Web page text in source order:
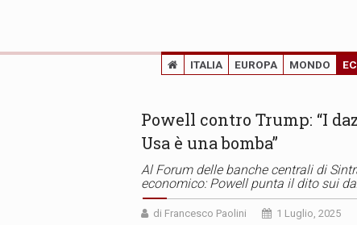
ITALIA EUROPA MONDO
Powell contro Trump: “I
Usa è una bomba”
Al Forum delle banche centrali di
economico: Powell punta il dito sui
di Francesco Paolini 1 Luglio, 2025